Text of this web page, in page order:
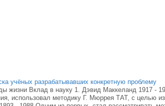
учёных разрабатывавших конкретную проблему
жизни Вклад в науку 1. Дэвид Маккеланд 1917 -
использовал методику Г. Мюррея ТАТ, с целью